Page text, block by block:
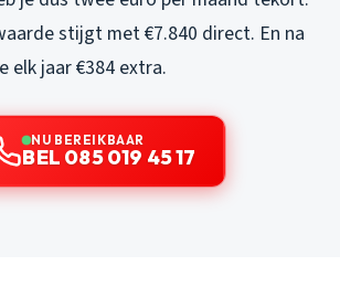
stijgt met €7.840 direct. En na
elk jaar €384 extra.
NU BEREIKBAAR
BEL 085 019 45 17